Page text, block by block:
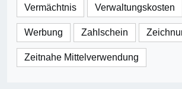
Vermächtnis Verwaltungskosten
Werbung Zahlschein
Zeitnahe Mittelverwendung